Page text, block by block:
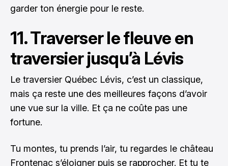
garder ton énergie pour le reste.
11. Traverser le fleuve en
traversier jusqu’à Lévis
Le traversier Québec Lévis, c’est un classique,
mais ça reste une des meilleures façons d’avoir
une vue sur la ville. Et ça ne coûte pas une
fortune.
Tu montes, tu prends l’air, tu regardes le château
Frontenac s’éloigner puis se rapprocher. Et tu te